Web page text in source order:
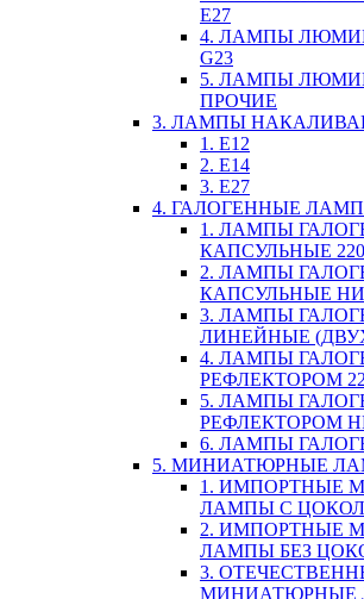
E27
4. ЛАМПЫ
G23
5. ЛАМПЫ
ПРОЧИЕ
3. ЛАМПЫ
1. E12
2. Е14
3. Е27
4. ГАЛОГЕННЫЕ
1. ЛАМПЫ
КАПСУЛЬНЫЕ
2. ЛАМПЫ
КАПСУЛЬНЫЕ
3. ЛАМПЫ
ЛИНЕЙНЫЕ
4. ЛАМПЫ
РЕФЛЕКТОРОМ
5. ЛАМПЫ
РЕФЛЕКТОРОМ
6. ЛАМПЫ
5. МИНИАТЮРНЫЕ
1. ИМПОРТНЫЕ
ЛАМПЫ С
2. ИМПОРТНЫЕ
ЛАМПЫ БЕЗ
3.
МИНИАТЮРНЫЕ